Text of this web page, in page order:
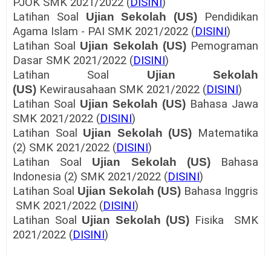
Latihan Soal Ujian Sekolah (US) Pendidikan
Agama Islam - PAI SMK 2021/2022 (DISINI)
Latihan Soal Ujian Sekolah (US)Pemograman
Dasar SMK 2021/2022 (DISINI)
Latihan Soal Ujian Sekolah
(US) Kewirausahaan SMK 2021/2022 (DISINI)
Latihan Soal Ujian Sekolah (US) Bahasa Jawa
SMK 2021/2022 (DISINI)
Latihan Soal Ujian Sekolah (US) Matematika
(2) SMK 2021/2022 (DISINI)
Latihan Soal Ujian Sekolah (US)Bahasa
Indonesia (2) SMK 2021/2022 (DISINI)
Latihan Soal Ujian Sekolah (US) Bahasa Inggris
SMK 2021/2022 (DISINI)
Latihan Soal Ujian Sekolah (US) Fisika SMK
2021/2022 (DISINI)